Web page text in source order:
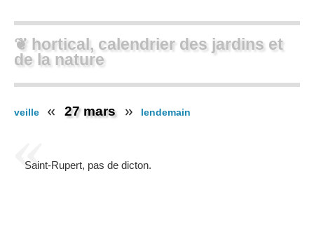
❦ hortical, calendrier des jardins et
de la nature
veille 27 mars lendemain
Saint-Rupert, pas de dicton.